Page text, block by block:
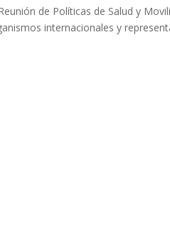
de Políticas de Salud y
internacionales y